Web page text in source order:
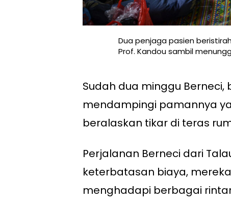
Dua penjaga pasien
Prof. Kandou sambil
Sudah dua minggu
mendampingi pamannya
beralaskan tikar di teras
Perjalanan Berneci dari
keterbatasan biaya,
menghadapi berbagai